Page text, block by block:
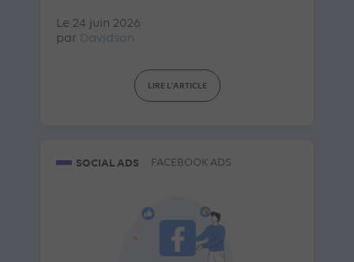
Le 24 juin 2026
par Davidson
LIRE L'ARTICLE
SOCIAL ADS FACEBOOK ADS